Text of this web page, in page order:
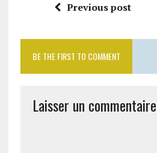
Previous post
BE THE FIRST TO COMMENT
Laisser un commentaire